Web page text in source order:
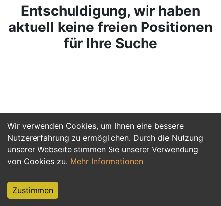
Wir verwenden Cookies, um Ihnen eine bessere
Nutzererfahrung zu ermöglichen. Durch die Nutzung
unserer Webseite stimmen Sie unserer Verwendung
von Cookies zu. Mehr Informationen
Zustimmen
Entschuldigung, wir haben
aktuell keine freien Positionen
für Ihre Suche